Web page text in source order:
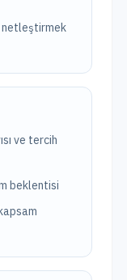
netleştirmek
ve tercih
beklentisi